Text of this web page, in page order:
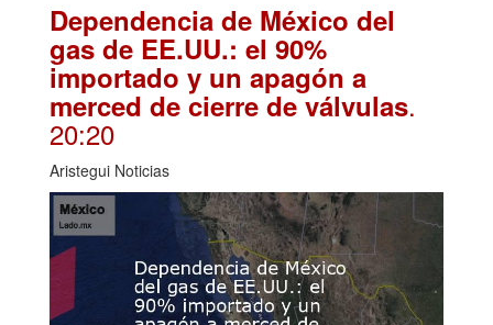
Dependencia de México del
gas de EE.UU.: el 90%
importado y un apagón a
merced de cierre de válvulas.
20:20
Aristegui Noticias